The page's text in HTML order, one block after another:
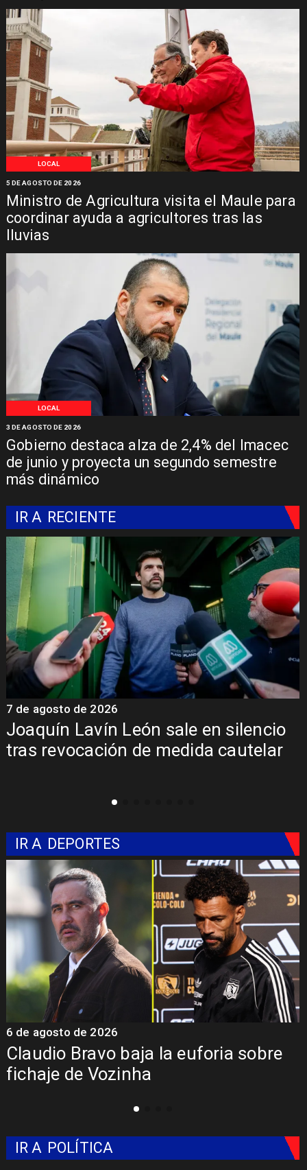
LOCAL
Ministro de Agricultura visita el Maule para
coordinar ayuda a agricultores tras las
lluvias
5 DE AGOSTO DE 2026
LOCAL
Gobierno destaca alza de 2,4% del Imacec
de junio y proyecta un segundo semestre
más dinámico
3 DE AGOSTO DE 2026
IR A RECIENTE
Joaquín Lavín León sale en silencio
tras revocación de medida cautelar
7 de agosto de 2026
IR A DEPORTES
Claudio Bravo baja la euforia sobre
fichaje de Vozinha
6 de agosto de 2026
IR A POLÍTICA